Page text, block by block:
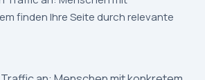
finden Ihre Seite durch relevante